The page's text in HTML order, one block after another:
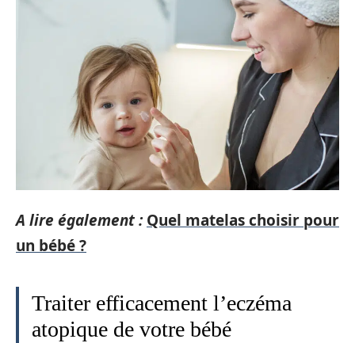
A lire également : Quel matelas choisir pour
un bébé ?
Traiter efficacement l’eczéma
atopique de votre bébé